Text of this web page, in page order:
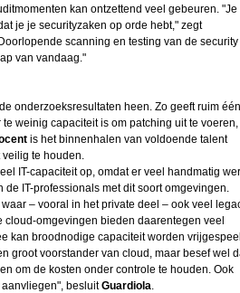
kan ontzettend veel gebeuren. "Je
je je securityzaken op orde hebt," zegt
scanning en testing van de security
van vandaag."
onderzoeksresultaten heen. Zo geeft ruim één
weinig capaciteit is om patching uit te voeren,
is het binnenhalen van voldoende talent
te houden.
IT-capaciteit op, omdat er veel handmatig
de IT-professionals met dit soort omgevingen.
– vooral in het private deel – ook veel
omgevingen bieden daarentegen veel
kan broodnodige capaciteit worden
groot voorstander van cloud, maar besef wel
om de kosten onder controle te houden. Ook
besluitGuardiola.